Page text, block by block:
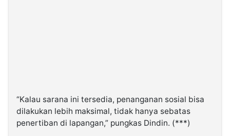
“Kalau sarana ini tersedia, penanganan sosial bisa
dilakukan lebih maksimal, tidak hanya sebatas
penertiban di lapangan,” pungkas Dindin. (***)